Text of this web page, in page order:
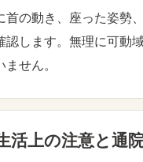
首の動き、座った姿勢
認します。無理に可動
ません。
活上の注意と通